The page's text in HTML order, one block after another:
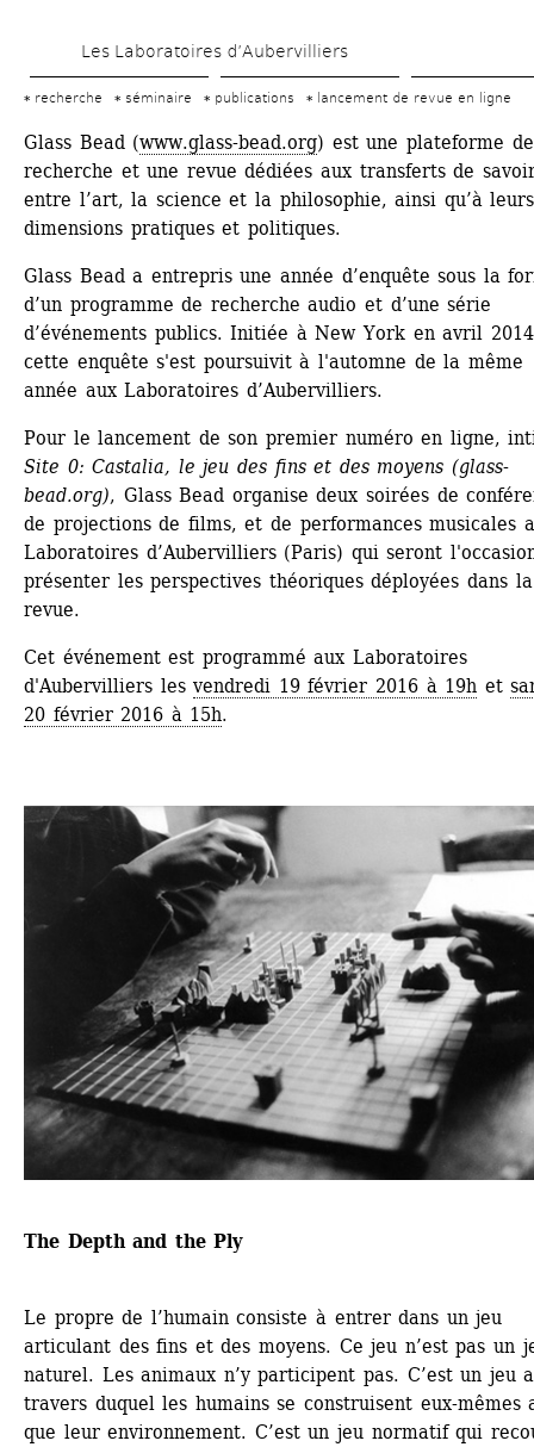
au
contenu
principal
Les Laboratoires d’Aubervilliers
recherche séminaire publications lancement de revue en ligne
Glass Bead (www.glass-bead.org) est une plateforme de
recherche et une revue dédiées aux transferts de
entre l’art, la science et la philosophie, ainsi qu’à leurs
dimensions pratiques et politiques.
Glass Bead a entrepris une année d’enquête sous la
d’un programme de recherche audio et d’une série
d’événements publics. Initiée à New York en avril
cette enquête s'est poursuivit à l'automne de la même
année aux Laboratoires d’Aubervilliers.
Pour le lancement de son premier numéro en ligne,
Site 0: Castalia, le jeu des fins et des moyens (glass-
bead.org), Glass Bead organise deux soirées de
de projections de films, et de performances musicales
Laboratoires d’Aubervilliers (Paris) qui seront
présenter les perspectives théoriques déployées dans la
revue.
Cet événement est programmé aux Laboratoires
d'Aubervilliers les vendredi 19 février 2016 à 19h et
20 février 2016 à 15h.
The Depth and the Ply
Le propre de l’humain consiste à entrer dans un jeu
articulant des fins et des moyens. Ce jeu n’est pas un
naturel. Les animaux n’y participent pas. C’est un jeu
travers duquel les humains se construisent eux-mêmes
que leur environnement. C’est un jeu normatif qui